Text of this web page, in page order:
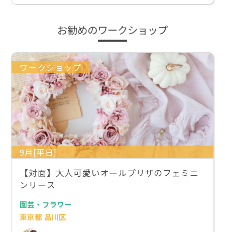
お勧めのワークショップ
ワークショップ
9月[平日]
【対面】大人可愛いオールプリザのフェミニ
ンリース
園芸・フラワー
東京都 品川区